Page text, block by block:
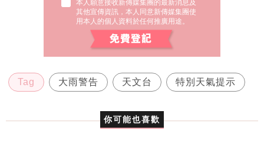
本人願意接收新傳媒集團的最新消息及
其他宣傳資訊，本人同意新傳媒集團使
用本人的個人資料於任何推廣用途。
Tag 大雨警告 天文台 特別天氣提示
你可能也喜歡